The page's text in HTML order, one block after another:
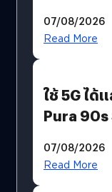
บริโภคและ
07/08/2026
Read More
ใช้ 5G ได้
Pura
07/08/2026
Read More